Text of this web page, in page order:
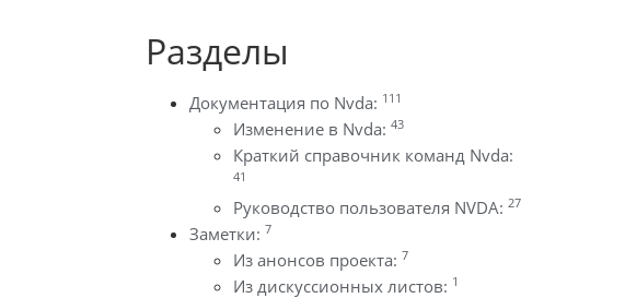
Разделы
Документация по Nvda: 111
Изменение в Nvda: 43
Краткий справочник команд Nvda:
41
Руководство пользователя NVDA: 27
Заметки: 7
Из анонсов проекта: 7
Из дискуссионных листов: 1